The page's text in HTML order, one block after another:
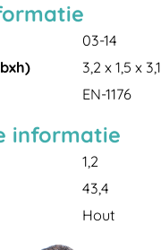
03-14
3,2 x 1,5 x 3,1
EN-1176
informatie
1,2
43,4
Hout